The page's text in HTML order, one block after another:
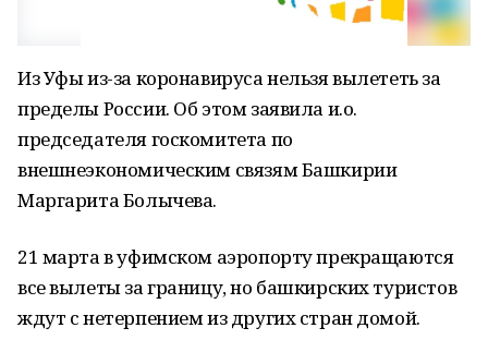
Из Уфы из-за коронавируса нельзя вылететь за
пределы России. Об этом заявила и.о.
председателя госкомитета по
внешнеэкономическим связям Башкирии
Маргарита Болычева.
21 марта в уфимском аэропорту прекращаются
все вылеты за границу, но башкирских туристов
ждут с нетерпением из других стран домой.